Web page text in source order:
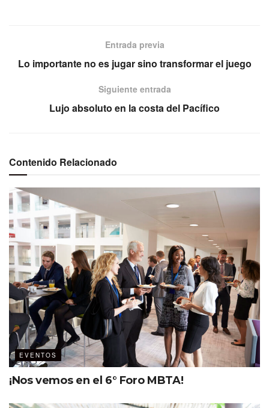
Entrada previa
Lo importante no es jugar sino transformar el juego
Siguiente entrada
Lujo absoluto en la costa del Pacífico
Contenido Relacionado
EVENTOS
¡Nos vemos en el 6° Foro MBTA!